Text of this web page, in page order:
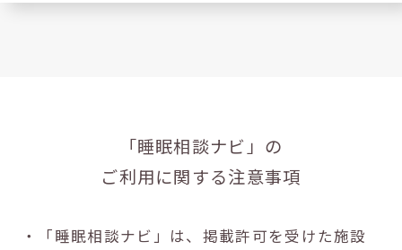
「睡眠相談ナビ」の
ご利用に関する注意事項
・「睡眠相談ナビ」は、掲載許可を受けた施設